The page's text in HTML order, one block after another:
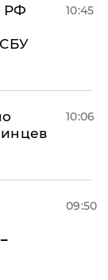
РФ
10:45
10:06
09:50